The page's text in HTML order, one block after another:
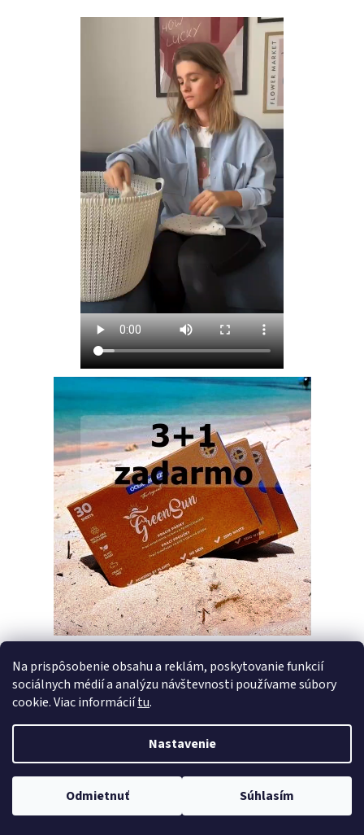
Na prispôsobenie obsahu a reklám, poskytovanie funkcií
sociálnych médií a analýzu návštevnosti používame súbory
cookie. Viac informáciítu.
Nastavenie
Odmietnuť Súhlasím
PREDCHÁDZAJÚCI ČLÁNOK
Copyright 2026Pracie pásiky GreenSun. Všetky práva vyhradené.
Upraviť nastavenie cookies